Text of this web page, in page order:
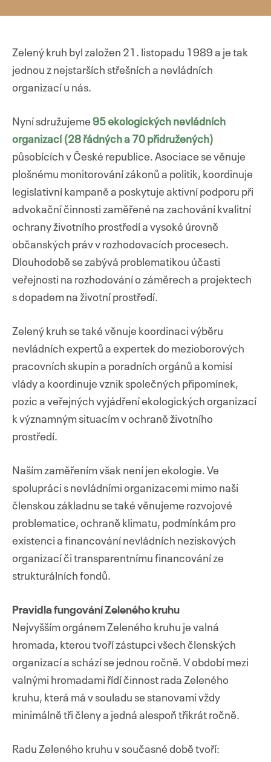
Zelený kruh byl založen 21. listopadu 1989 a je tak
jednou z nejstarších střešních a nevládních
organizací u nás.
Nyní sdružujeme 95 ekologických nevládních
organizací (28 řádných a 70 přidružených)
působících v České republice. Asociace se věnuje
plošnému monitorování zákonů a politik, koordinuje
legislativní kampaně a poskytuje aktivní podporu při
advokační činnosti zaměřené na zachování kvalitní
ochrany životního prostředí a vysoké úrovně
občanských práv v rozhodovacích procesech.
Dlouhodobě se zabývá problematikou účasti
veřejnosti na rozhodování o záměrech a projektech
s dopadem na životní prostředí.
Zelený kruh se také věnuje koordinaci výběru
nevládních expertů a expertek do mezioborových
pracovních skupin a poradních orgánů a komisí
vlády a koordinuje vznik společných připomínek,
pozic a veřejných vyjádření ekologických organizací
k významným situacím v ochraně životního
prostředí.
Naším zaměřením však není jen ekologie. Ve
spolupráci s nevládními organizacemi mimo naši
členskou základnu se také věnujeme rozvojové
problematice, ochraně klimatu, podmínkám pro
existenci a financování nevládních neziskových
organizací či transparentnímu financování ze
strukturálních fondů.
Pravidla fungování Zeleného kruhu
Nejvyšším orgánem Zeleného kruhu je valná
hromada, kterou tvoří zástupci všech členských
organizací a schází se jednou ročně. V období mezi
valnými hromadami řídí činnost rada Zeleného
kruhu, která má v souladu se stanovami vždy
minimálně tři členy a jedná alespoň třikrát ročně.
Radu Zeleného kruhu v současné době tvoří: